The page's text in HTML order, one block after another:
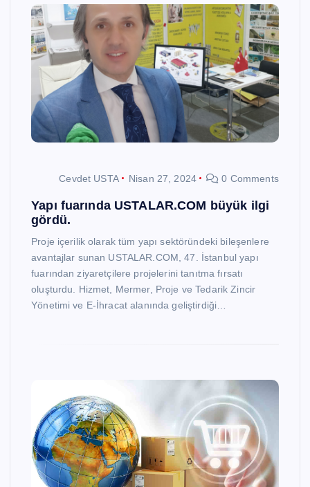
Cevdet USTA Nisan 27, 2024 0 Comments
Yapı fuarında USTALAR.COM büyük ilgi
gördü.
Proje içerilik olarak tüm yapı sektöründeki bileşenlere
avantajlar sunan USTALAR.COM, 47. İstanbul yapı
fuarından ziyaretçilere projelerini tanıtma fırsatı
oluşturdu. Hizmet, Mermer, Proje ve Tedarik Zincir
Yönetimi ve E-İhracat alanında geliştirdiği…